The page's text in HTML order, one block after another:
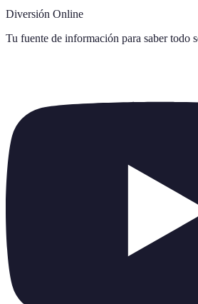
Diversión Online
Tu fuente de información para saber todo